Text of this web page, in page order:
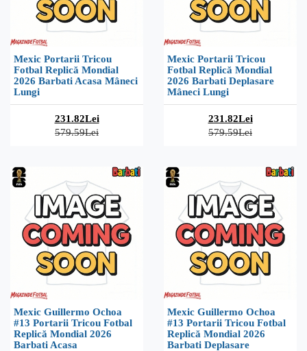
Mexic Portarii Tricou
Fotbal Replică Mondial
2026 Barbati Acasa Mâneci
Lungi
231.82Lei
579.59Lei
Mexic Portarii Tricou
Fotbal Replică Mondial
2026 Barbati Deplasare
Mâneci Lungi
231.82Lei
579.59Lei
Mexic Guillermo Ochoa
#13 Portarii Tricou Fotbal
Replică Mondial 2026
Barbati Acasa
Mexic Guillermo Ochoa
#13 Portarii Tricou Fotbal
Replică Mondial 2026
Barbati Deplasare